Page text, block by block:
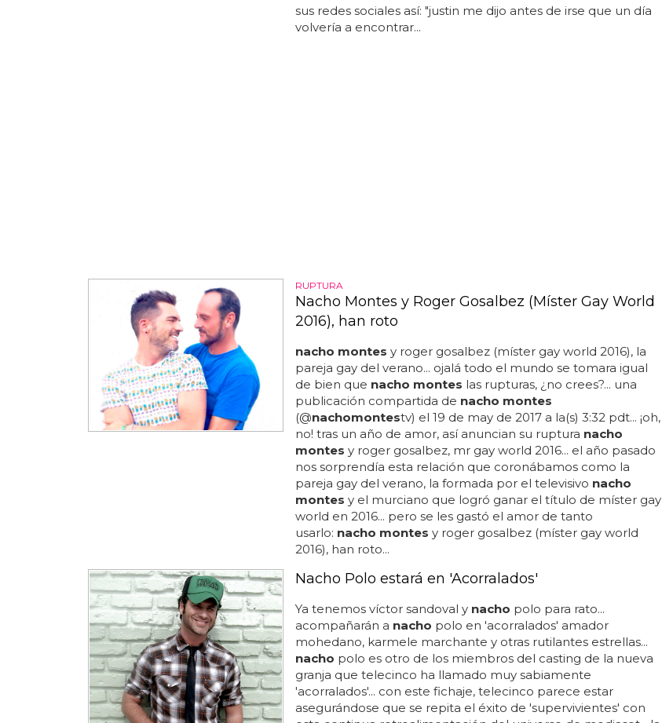
sus redes sociales así: "justin me dijo antes de irse que un día
volvería a encontrar...
RUPTURA
Nacho Montes y Roger Gosalbez (Míster Gay World
2016), han roto
nacho montes y roger gosalbez (míster gay world 2016), la
pareja gay del verano... ojalá todo el mundo se tomara igual
de bien que nacho montes las rupturas, ¿no crees?... una
publicación compartida de nacho montes
(@nachomontestv) el 19 de may de 2017 a la(s) 3:32 pdt... ¡oh,
no! tras un año de amor, así anuncian su ruptura nacho
montes y roger gosalbez, mr gay world 2016... el año pasado
nos sorprendía esta relación que coronábamos como la
pareja gay del verano, la formada por el televisivo nacho
montes y el murciano que logró ganar el título de míster gay
world en 2016... pero se les gastó el amor de tanto
usarlo: nacho montes y roger gosalbez (míster gay world
2016), han roto...
Nacho Polo estará en 'Acorralados'
Ya tenemos víctor sandoval y nacho polo para rato...
acompañarán a nacho polo en 'acorralados' amador
mohedano, karmele marchante y otras rutilantes estrellas...
nacho polo es otro de los miembros del casting de la nueva
granja que telecinco ha llamado muy sabiamente
'acorralados'... con este fichaje, telecinco parece estar
asegurándose que se repita el éxito de 'supervivientes' con